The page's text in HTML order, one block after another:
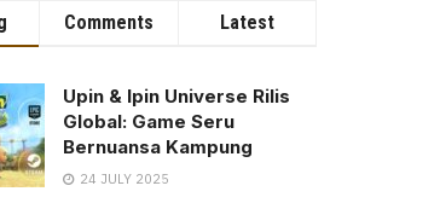
Comments Latest
Upin & Ipin Universe Rilis
Global: Game Seru
Bernuansa Kampung
24 JULY 2025